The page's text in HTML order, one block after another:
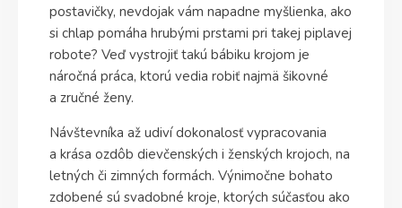
postavičky, nevdojak vám napadne myšlienka, ako
si chlap pomáha hrubými prstami pri takej piplavej
robote? Veď vystrojiť takú bábiku krojom je
náročná práca, ktorú vedia robiť najmä šikovné
a zručné ženy.
Návštevníka až udiví dokonalosť vypracovania
a krása ozdôb dievčenských i ženských krojoch, na
letných či zimných formách. Výnimočne bohato
zdobené sú svadobné kroje, ktorých súčasťou ako